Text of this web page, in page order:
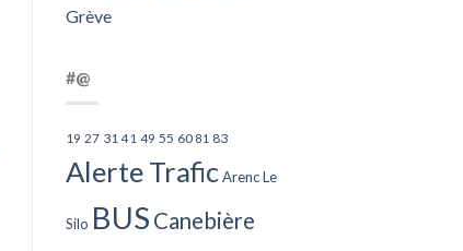
Grève
#@
19 27 31 41 49 55 60 81 83
Alerte Trafic Arenc Le
Silo BUS Canebière